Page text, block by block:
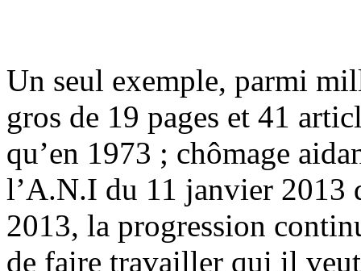
Un seul exemple, parmi
gros de 19 pages et 41
qu’en 1973 ; chômage
l’A.N.I du 11 janvier 2013
2013, la progression
de faire travailler qui il